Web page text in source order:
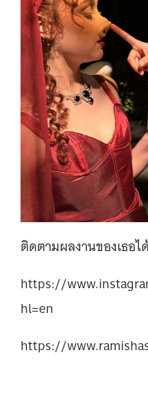
ติดตามผลงานของเธอไ
https://
hl=en
https://